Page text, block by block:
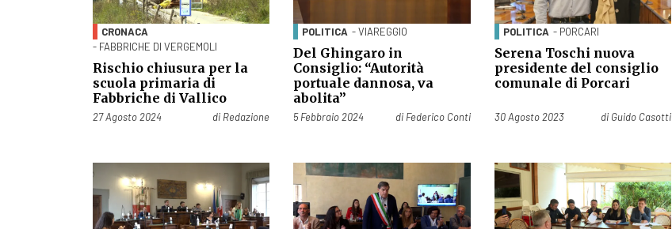
CRONACA
- FABBRICHE DI VERGEMOLI
Rischio chiusura per la
scuola primaria di
Fabbriche di Vallico
Pubblicato il
27 Agosto 2024 di Redazione
POLITICA - VIAREGGIO
Del Ghingaro in
Consiglio: “Autorità
portuale dannosa, va
abolita”
Pubblicato il
5 Febbraio 2024 di Federico Conti
POLITICA - PORCARI
Serena Toschi nuova
presidente del consiglio
comunale di Porcari
Pubblicato il
30 Agosto 2023 di Guido Casotti